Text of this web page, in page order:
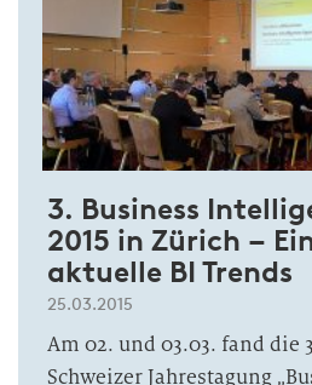
3. Business
2015 in Zürich –
aktuelle BI Trends
25.03.2015
Am 02. und 03.03. fand die
Schweizer Jahrestagung